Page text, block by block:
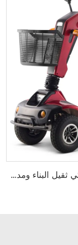
BC-MS213B سكوتر حركة كهربائي ثقيل البناء ومدى بعيد لجميع التضاريس